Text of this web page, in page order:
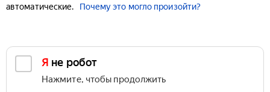
автоматические.
Почему это могло произойти?
Я не робот
Нажмите, чтобы продолжить